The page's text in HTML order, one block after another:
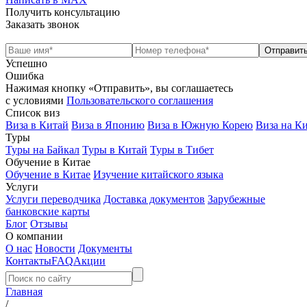
Получить консультацию
Заказать звонок
Успешно
Ошибка
Нажимая кнопку «Отправить», вы соглашаетесь
с условиями Пользовательского соглашения
Список виз
Виза в Китай Виза в Японию Виза в Южную Корею Виза на
Туры
Туры на Байкал Туры в Китай Туры в Тибет
Обучение в Китае
Обучение в Китае Изучение китайского языка
Услуги
Услуги переводчика Доставка документов Зарубежные
банковские карты
Блог Отзывы
О компании
О нас Новости Документы
КонтактыFAQАкции
Главная
/